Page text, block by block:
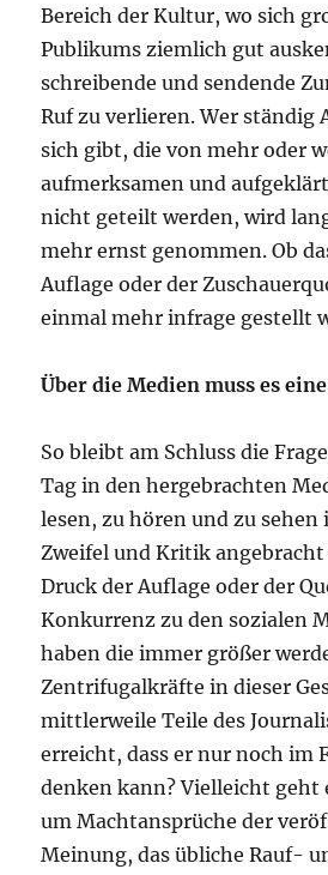
Bereich der Kultur, wo sich
Publikums ziemlich gut
schreibende und sendende
Ruf zu verlieren. Wer ständig
sich gibt, die von mehr oder
aufmerksamen und
nicht geteilt werden, wird
mehr ernst genommen. Ob
Auflage oder der
einmal mehr infrage gestellt
Über die Medien muss es
So bleibt am Schluss die
Tag in den hergebrachten
lesen, zu hören und zu sehen
Zweifel und Kritik angebracht
Druck der Auflage oder der
Konkurrenz zu den sozialen
haben die immer größer
Zentrifugalkräfte in dieser
mittlerweile Teile des
erreicht, dass er nur noch im
denken kann? Vielleicht geht
um Machtansprüche der
Meinung, das übliche Rauf-